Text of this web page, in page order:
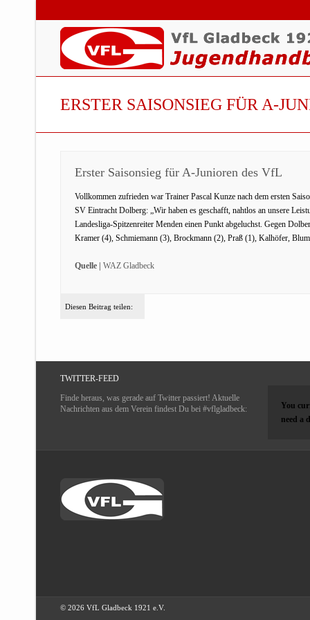
ERSTER SAISONSIEG FÜR A-
Erster Saisonsieg für A-Junioren des VfL
Vollkommen zufrieden war Trainer Pascal Kunze nach dem ersten
SV Eintracht Dolberg: „Wir haben es geschafft, nahtlos an unsere
Landesliga-Spitzenreiter Menden einen Punkt abgeluchst. Gegen
Kramer (4), Schmiemann (3), Brockmann (2), Praß (1), Kalhöfer,
Quelle | WAZ Gladbeck
Diesen Beitrag teilen:
TWITTER-FEED
Finde heraus, was gerade auf Twitter passiert! Aktuelle
Nachrichten aus dem Verein findest Du bei #vflgladbeck:
You
need a
© 2026 VfL Gladbeck 1921 e.V.